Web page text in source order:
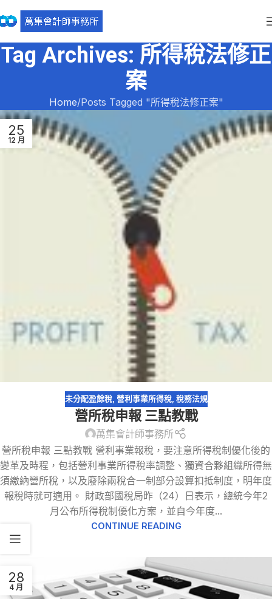
Tag Archives: 所得稅法修正
案
Home Posts Tagged "所得稅法修正案"
25
12 月
未分配盈餘稅, 營利事業所得稅, 稅務法規
營所稅申報 三點教戰
萬集會計師事務所
營所稅申報 三點教戰 營利事業報稅，要注意所得稅制優化後的
變革及時程，包括營利事業所得稅率調整、獨資合夥組織所得無
須繳納營所稅，以及廢除兩稅合一制部分設算扣抵制度，明年度
報稅時就可適用。 財政部國稅局昨（24）日表示，總統今年2
月公布所得稅制優化方案，並自今年度...
CONTINUE READING
28
4 月